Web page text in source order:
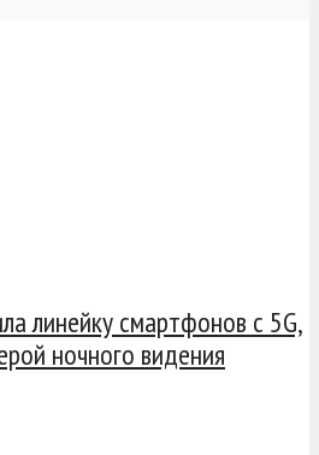
линейку смартфонов с 5G,
ночного видения